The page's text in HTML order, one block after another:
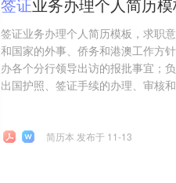
签证业务办理个人简历模板，求职
和国家的外事、侨务和港澳工作方
办各个分行领导出访的报批事宜；
出国护照、签证手续的办理、审核
简历本 发布于 11-13